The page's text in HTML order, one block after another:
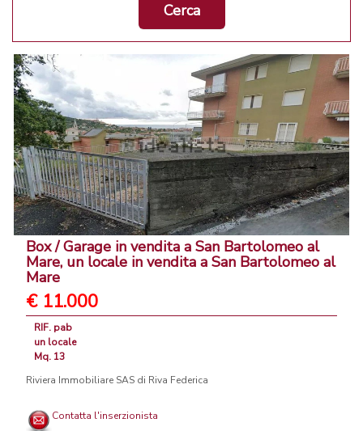
Cerca
Box / Garage in vendita a San Bartolomeo al
Mare, un locale in vendita a San Bartolomeo al
Mare
€ 11.000
RIF. pab
un locale
Mq. 13
Riviera Immobiliare SAS di Riva Federica
Contatta l'inserzionista